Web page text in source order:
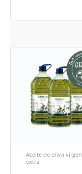
Aceite de oliva virgen
extra